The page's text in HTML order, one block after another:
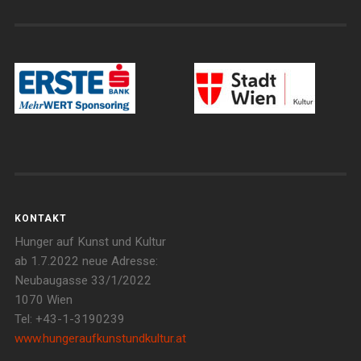
KONTAKT
Hunger auf Kunst und Kultur
ab 1.7.2022 neue Adresse:
Neubaugasse 33/1/2022
1070 Wien
Tel: +43-1-3190239
www.hungeraufkunstundkultur.at